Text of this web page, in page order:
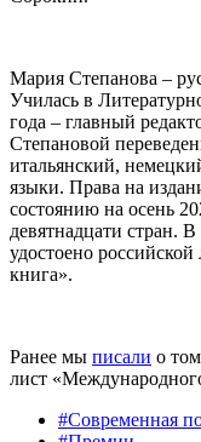
Мария Степанова –
Училась в
года – главный
Степановой
итальянский,
языки. Права на
состоянию на осень
девятнадцати стран.
удостоено
книга».
Ранее мы писали о
лист
#Современная